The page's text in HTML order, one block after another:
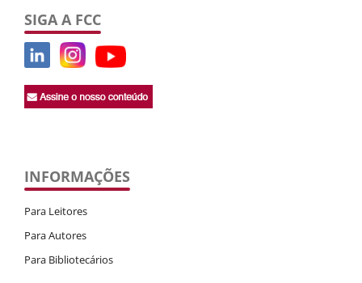
SIGA A FCC
INFORMAÇÕES
Para Leitores
Para Autores
Para Bibliotecários